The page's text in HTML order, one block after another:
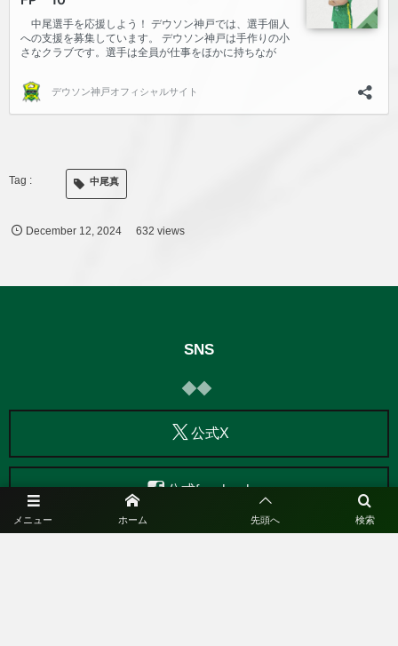
中尾真
December 12 ,2024 632 views
メニュー 検索
ホーム 先頭へ
SNS
公式X
公式facebook